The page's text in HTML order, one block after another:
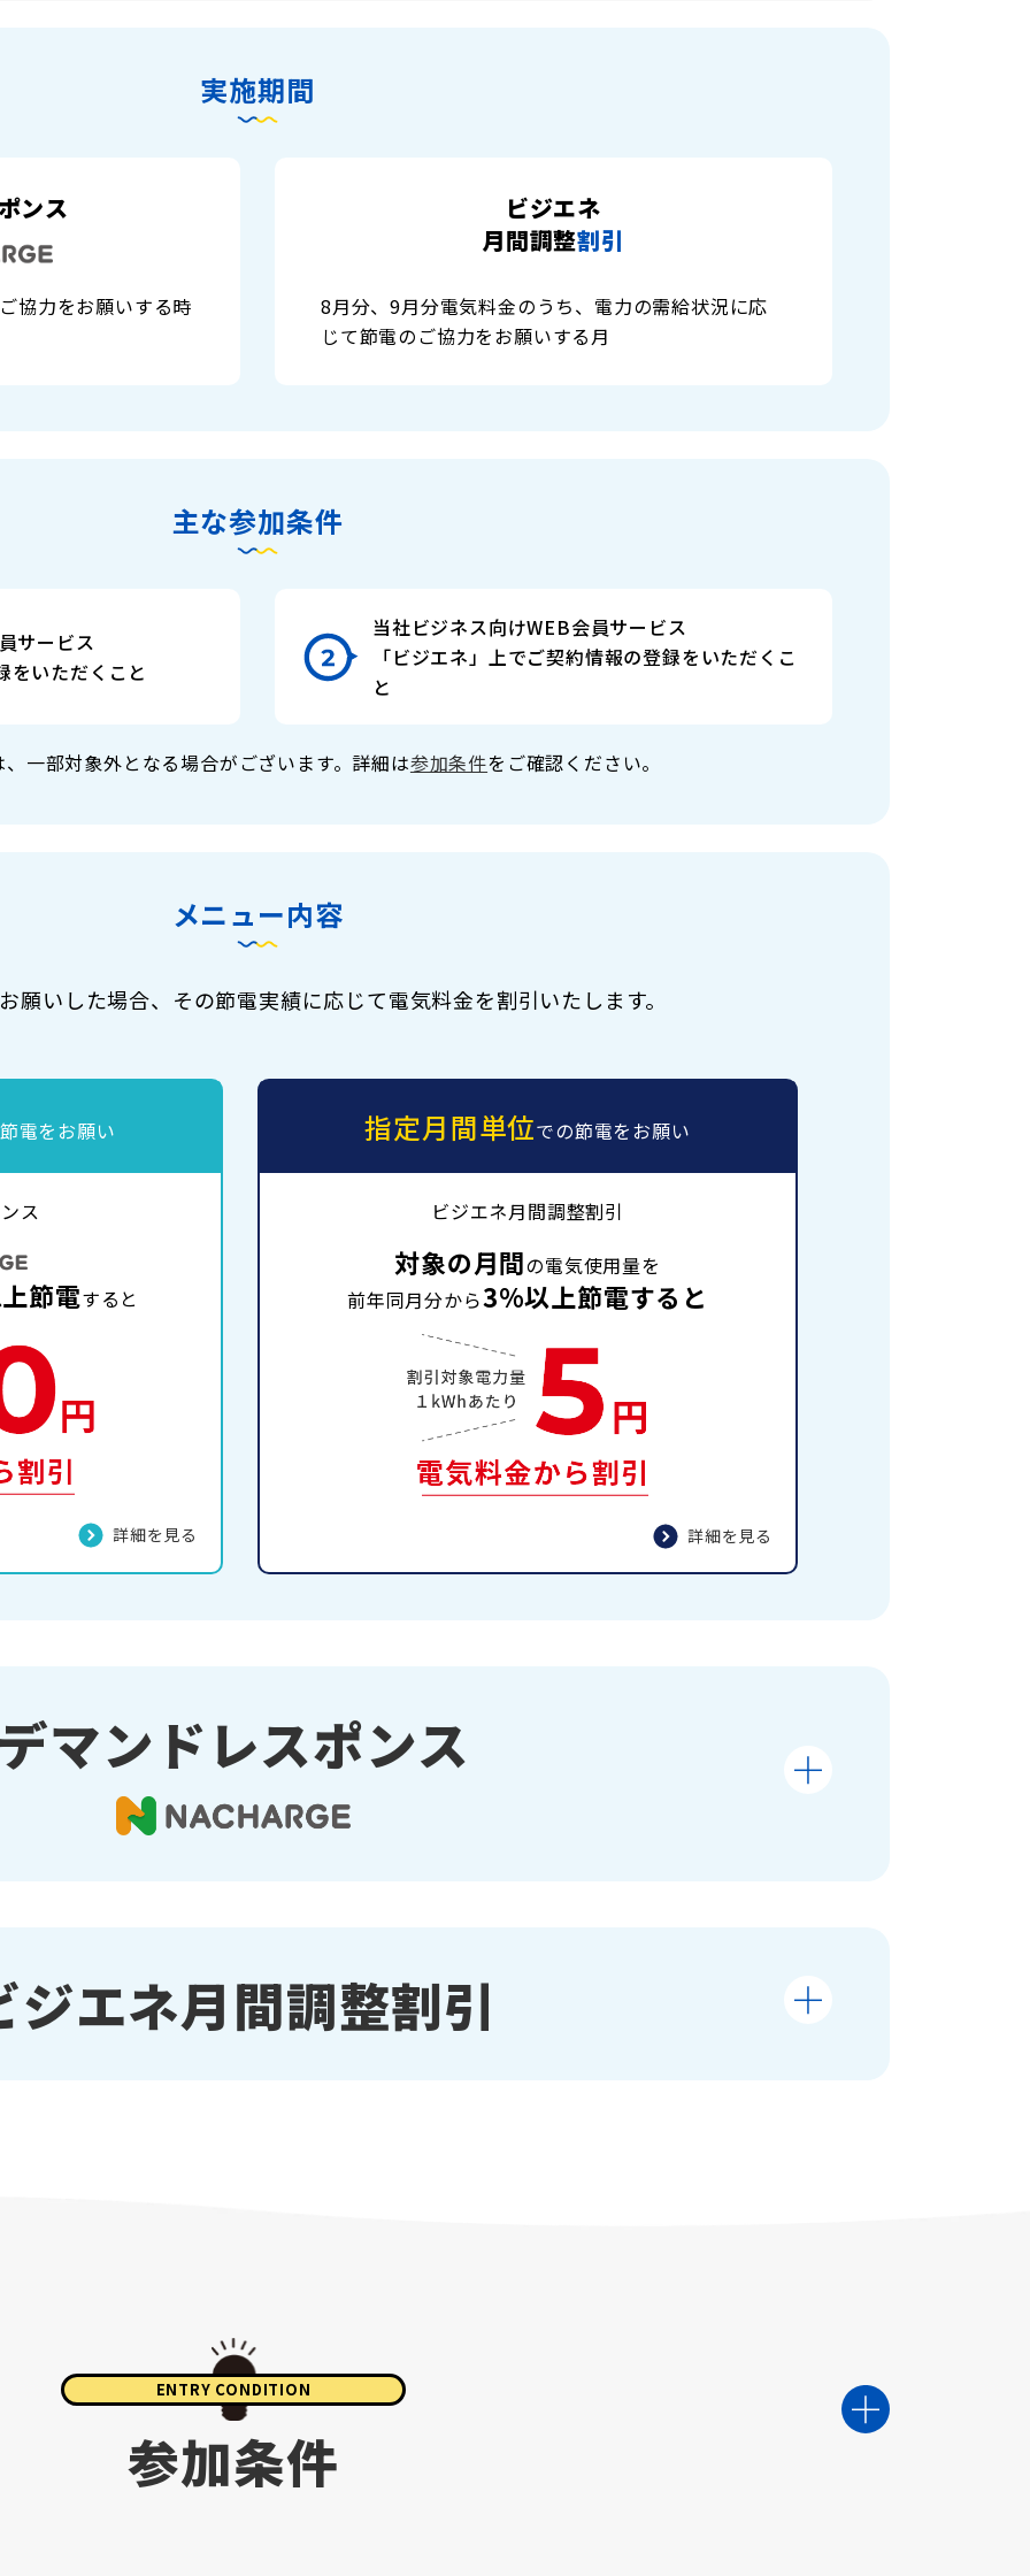
実施期間
ンス
協力をお願いする時
ビジエネ
月間調整割引
8月分、9月分電気料金のうち、電力の需給状況に応
じて節電のご協力をお願いする月
主な参加条件
サービス
をいただくこと
当社ビジネス向けWEB会員サービス
「ビジエネ」上でご契約情報の登録をいただくこ
と
一部対象外となる場合がございます。詳細は参加条件をご確認ください。
メニュー内容
願いした場合、その節電実績に応じて電気料金を割引いたします。
電をお願い
ス
節電すると
詳細を見る
指定月間単位での節電をお願い
ビジエネ月間調整割引
対象の月間の電気使用量を
前年同月分から3%以上節電すると
詳細を見る
マンドレスポンス
ジエネ月間調整割引
ENTRY CONDITION
参加条件